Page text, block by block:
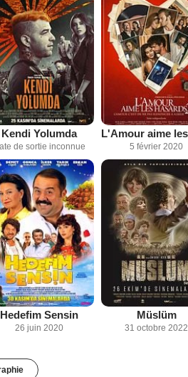
Kendi Yolumda
de sortie inconnue 5 février 2020
Hedefim Sensin
26 juin 2020
Müslüm
31 octobre 2022